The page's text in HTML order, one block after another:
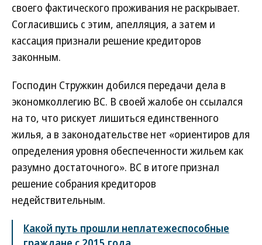
своего фактического проживания не раскрывает.
Согласившись с этим, апелляция, а затем и
кассация признали решение кредиторов
законным.
Господин Стружкин добился передачи дела в
экономколлегию ВС. В своей жалобе он ссылался
на то, что рискует лишиться единственного
жилья, а в законодательстве нет «ориентиров для
определения уровня обеспеченности жильем как
разумно достаточного». ВС в итоге признал
решение собрания кредиторов
недействительным.
Какой путь прошли неплатежеспособные